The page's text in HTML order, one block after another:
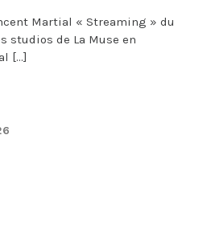
Martial « Streaming » du
studios de La Muse en
[…]